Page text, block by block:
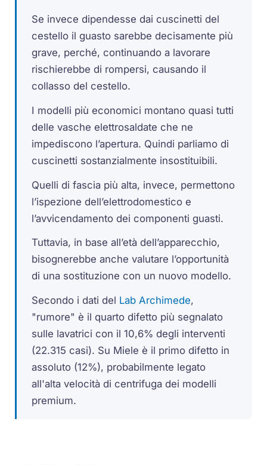
Se invece dipendesse dai cuscinetti del
cestello il guasto sarebbe decisamente più
grave, perché, continuando a lavorare
rischierebbe di rompersi, causando il
collasso del cestello.
I modelli più economici montano quasi tutti
delle vasche elettrosaldate che ne
impediscono l’apertura. Quindi parliamo di
cuscinetti sostanzialmente insostituibili.
Quelli di fascia più alta, invece, permettono
l’ispezione dell’elettrodomestico e
l’avvicendamento dei componenti guasti.
Tuttavia, in base all’età dell’apparecchio,
bisognerebbe anche valutare l’opportunità
di una sostituzione con un nuovo modello.
Secondo i dati del Lab Archimede,
"rumore" è il quarto difetto più segnalato
sulle lavatrici con il 10,6% degli interventi
(22.315 casi). Su Miele è il primo difetto in
assoluto (12%), probabilmente legato
all'alta velocità di centrifuga dei modelli
premium.